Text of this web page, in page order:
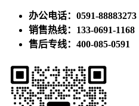
办公电话：0591-88883273
销售热线：133-0691-1168
售后专线：400-085-0591